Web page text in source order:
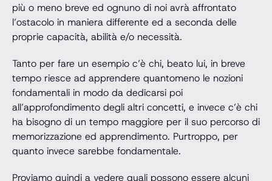
più o meno breve ed ognuno di noi avrà affrontato
l’ostacolo in maniera differente ed a seconda delle
proprie capacità, abilità e/o necessità.
Tanto per fare un esempio c’è chi, beato lui, in breve
tempo riesce ad apprendere quantomeno le nozioni
fondamentali in modo da dedicarsi poi
all’approfondimento degli altri concetti, e invece c’è chi
ha bisogno di un tempo maggiore per il suo percorso di
memorizzazione ed apprendimento. Purtroppo, per
quanto invece sarebbe fondamentale.
Proviamo quindi a vedere quali possono essere alcuni